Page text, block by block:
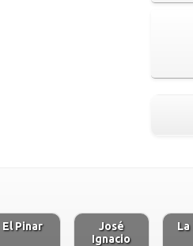
El Pinar
José
Ignacio
La